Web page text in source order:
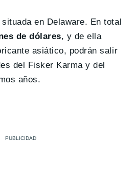
en Delaware. En total
de dólares, y de ella
asiático, podrán salir
del Fisker Karma y del
años.